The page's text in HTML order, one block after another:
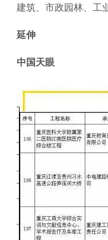
建筑、市政园林、工
延伸
中国天眼